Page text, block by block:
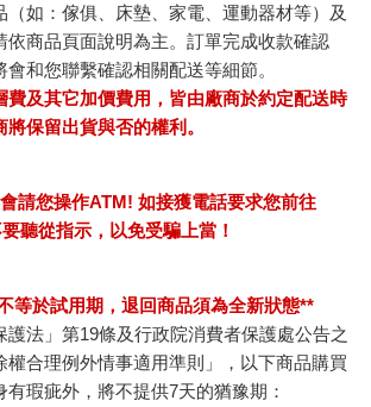
（如：傢俱、床墊、家電、運動器材等）及
依商品頁面說明為主。訂單完成收款確認
和您聯繫確認相關配送等細節。
費及其它加價費用，皆由廠商於約定配送時
保留出貨與否的權利。
請您操作ATM! 如接獲電話要求您前往
聽從指示，以免受騙上當！
等於試用期，退回商品須為全新狀態**
護法」第19條及行政院消費者保護處公告之
權合理例外情事適用準則」，以下商品購買
有瑕疵外，將不提供7天的猶豫期：